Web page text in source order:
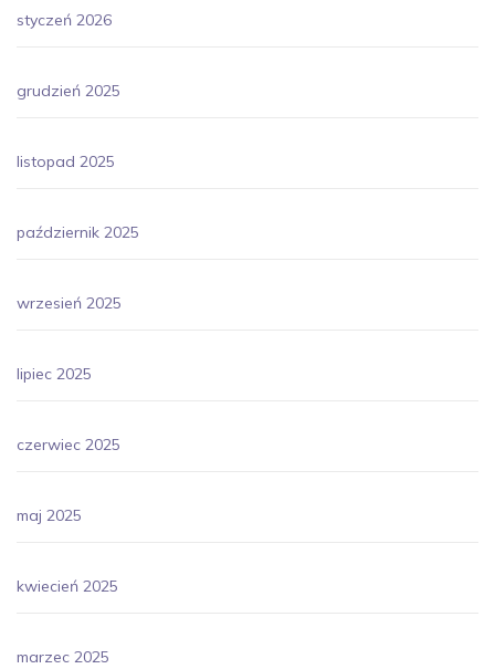
styczeń 2026
grudzień 2025
listopad 2025
październik 2025
wrzesień 2025
lipiec 2025
czerwiec 2025
maj 2025
kwiecień 2025
marzec 2025